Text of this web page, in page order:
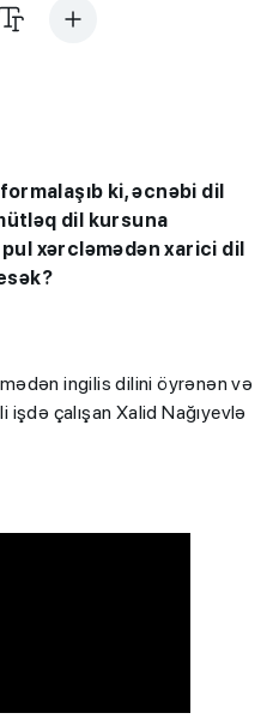
ki, əcnəbi dil
dil kursuna
xərcləmədən xarici dil
ingilis dilini öyrənən və
çalışan Xalid Nağıyevlə